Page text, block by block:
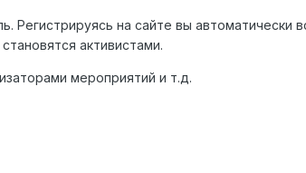
Регистрируясь на сайте вы автоматически
активистами.
мероприятий и т.д.